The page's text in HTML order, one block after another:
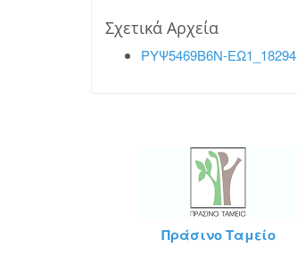
Σχετικά Αρχεία
ΡΥΨ5469Β6Ν-